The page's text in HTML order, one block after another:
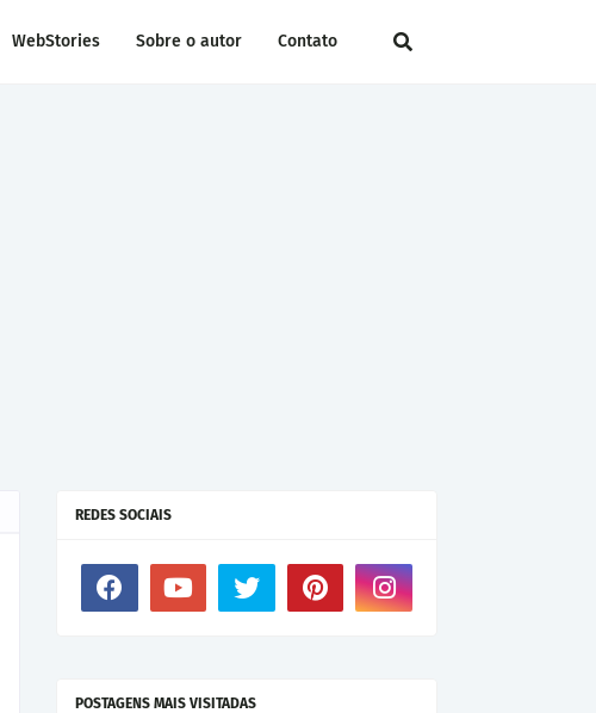
WebStories Sobre o autor Contato
REDES SOCIAIS
POSTAGENS MAIS VISITADAS